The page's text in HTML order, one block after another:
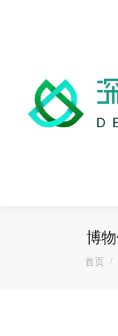
博
您在
首页